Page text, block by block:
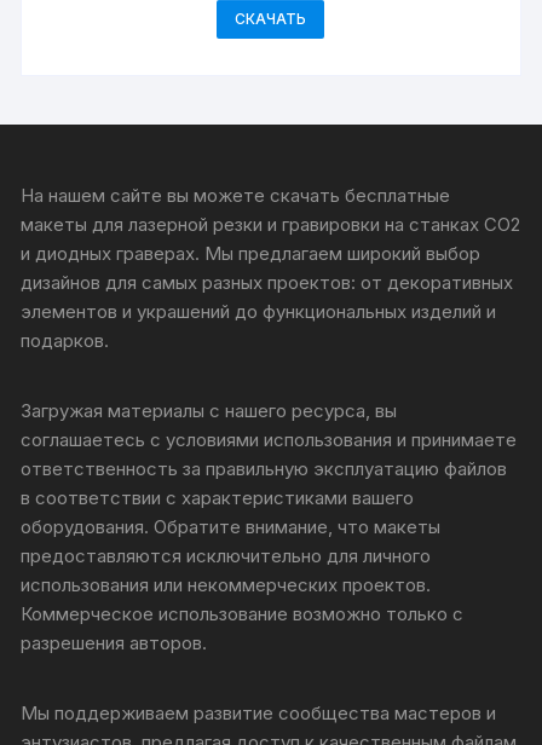
СКАЧАТЬ
На нашем сайте вы можете скачать бесплатные
макеты для лазерной резки и гравировки на станках CO2
и диодных граверах. Мы предлагаем широкий выбор
дизайнов для самых разных проектов: от декоративных
элементов и украшений до функциональных изделий и
подарков.
Загружая материалы с нашего ресурса, вы
соглашаетесь с условиями использования и принимаете
ответственность за правильную эксплуатацию файлов
в соответствии с характеристиками вашего
оборудования. Обратите внимание, что макеты
предоставляются исключительно для личного
использования или некоммерческих проектов.
Коммерческое использование возможно только с
разрешения авторов.
Мы поддерживаем развитие сообщества мастеров и